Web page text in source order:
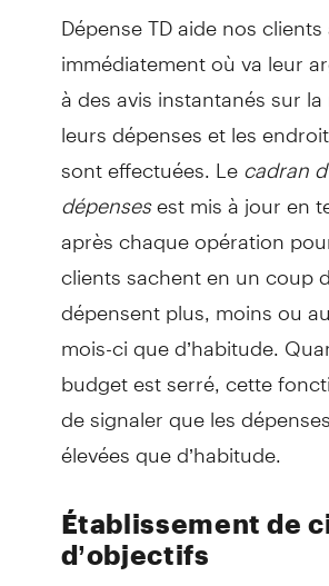
Dépense TD aide nos
immédiatement où va leur
à des avis instantanés sur
leurs dépenses et les
sont effectuées. Lecadran
dépensesest mis à jour en
après chaque opération
clients sachent en un coup
dépensent plus, moins ou
mois-ci que d’habitude.
budget est serré, cette
de signaler que les
élevées que d’habitude.
Établissement de
d’objectifs